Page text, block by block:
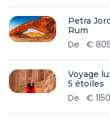
Petra
Rum
De € 805
Voyage
5 étoiles
De € 1150